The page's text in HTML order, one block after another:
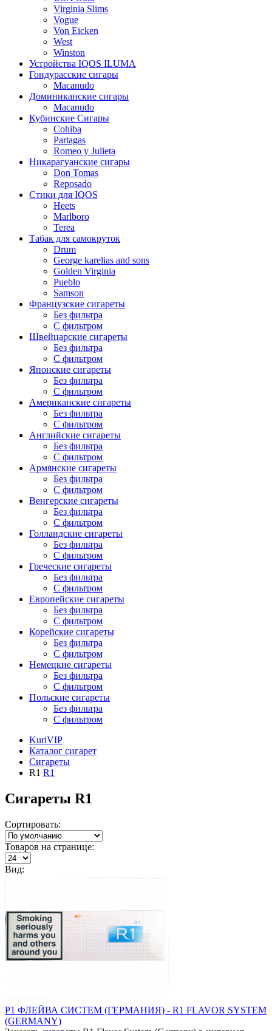
Virginia Slims
Vogue
Von Eicken
West
Winston
Устройства IQOS ILUMA
Гондурасские сигары
Macanudo
Доминиканские сигары
Macanudo
Кубинские Сигары
Cohiba
Partagas
Romeo y Julieta
Никарагуанские сигары
Don Tomas
Reposado
Стики для IQOS
Heets
Marlboro
Terea
Табак для самокруток
Drum
George karelias and sons
Golden Virginia
Pueblo
Samson
Французские сигареты
Без фильтра
С фильтром
Швейцарские сигареты
Без фильтра
С фильтром
Японские сигареты
Без фильтра
С фильтром
Американские сигареты
Без фильтра
С фильтром
Английские сигареты
Без фильтра
С фильтром
Армянские сигареты
Без фильтра
С фильтром
Венгерские сигареты
Без фильтра
С фильтром
Голландские сигареты
Без фильтра
С фильтром
Греческие сигареты
Без фильтра
С фильтром
Европейские сигареты
Без фильтра
С фильтром
Корейские сигареты
Без фильтра
С фильтром
Немецкие сигареты
Без фильтра
С фильтром
Польские сигареты
Без фильтра
С фильтром
KuriVIP
Каталог сигарет
Сигареты
R1 R1
Сигареты R1
Сортировать:
Товаров на странице:
Вид:
Р1 ФЛЕЙВА СИСТЕМ (ГЕРМАНИЯ) - R1 FLAVOR SYSTEM
(GERMANY)